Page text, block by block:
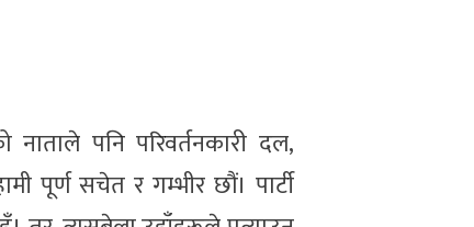
पनि परिवर्तनकारी दल,
पूर्ण सचेत र गम्भीर छौं। पार्टी